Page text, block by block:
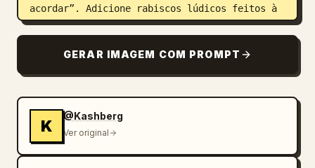
acordar”. Adicione rabiscos lúdicos feitos à
mão interagindo diretamente com o sujeito e
esboçando almofadas confortáveis, vapor de
bebidas, pequenas flores, detalhes de brilho
narrativa. Use uma composição estética limpa,
contornos de adesivo branco, tons pastéis
suaves de verde sálvia, creme, bege, rosa
empoeirado e tons terrosos quentes, visual
GERAR IMAGEM COM PROMPT
K
@Kashberg
Ver original